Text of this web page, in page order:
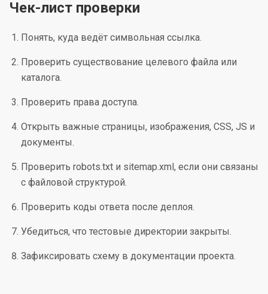
Чек-лист проверки
Понять, куда ведёт символьная ссылка.
Проверить существование целевого файла или
каталога.
Проверить права доступа.
Открыть важные страницы, изображения, CSS, JS и
документы.
Проверить robots.txt и sitemap.xml, если они связаны
с файловой структурой.
Проверить коды ответа после деплоя.
Убедиться, что тестовые директории закрыты.
Зафиксировать схему в документации проекта.